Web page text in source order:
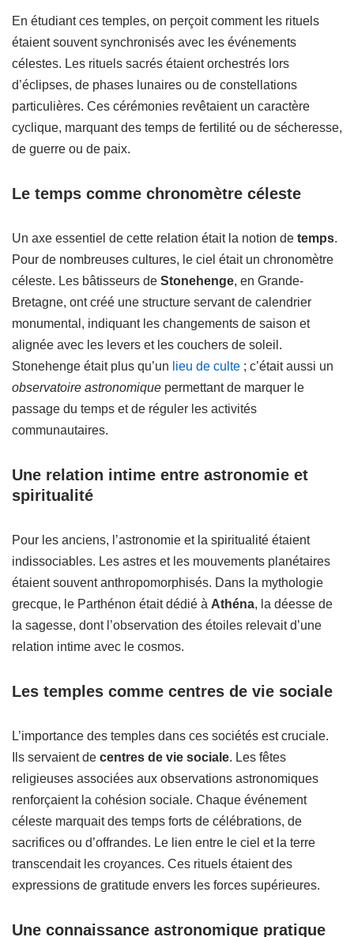
En étudiant ces temples, on perçoit comment les rituels
étaient souvent synchronisés avec les événements
célestes. Les rituels sacrés étaient orchestrés lors
d’éclipses, de phases lunaires ou de constellations
particulières. Ces cérémonies revêtaient un caractère
cyclique, marquant des temps de fertilité ou de sécheresse,
de guerre ou de paix.
Le temps comme chronomètre céleste
Un axe essentiel de cette relation était la notion de temps.
Pour de nombreuses cultures, le ciel était un chronomètre
céleste. Les bâtisseurs de Stonehenge, en Grande-
Bretagne, ont créé une structure servant de calendrier
monumental, indiquant les changements de saison et
alignée avec les levers et les couchers de soleil.
Stonehenge était plus qu’un lieu de culte ; c’était aussi un
observatoire astronomique permettant de marquer le
passage du temps et de réguler les activités
communautaires.
Une relation intime entre astronomie et
spiritualité
Pour les anciens, l’astronomie et la spiritualité étaient
indissociables. Les astres et les mouvements planétaires
étaient souvent anthropomorphisés. Dans la mythologie
grecque, le Parthénon était dédié à Athéna, la déesse de
la sagesse, dont l’observation des étoiles relevait d’une
relation intime avec le cosmos.
Les temples comme centres de vie sociale
L’importance des temples dans ces sociétés est cruciale.
Ils servaient de centres de vie sociale. Les fêtes
religieuses associées aux observations astronomiques
renforçaient la cohésion sociale. Chaque événement
céleste marquait des temps forts de célébrations, de
sacrifices ou d’offrandes. Le lien entre le ciel et la terre
transcendait les croyances. Ces rituels étaient des
expressions de gratitude envers les forces supérieures.
Une connaissance astronomique pratique